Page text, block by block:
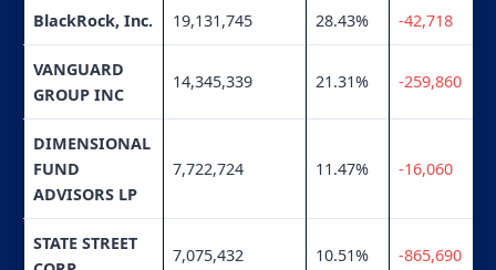
BlackRock, Inc. 19,131,745 28.43% -42,718
VANGUARD
GROUP INC
14,345,339 21.31% -259,860
DIMENSIONAL
FUND
ADVISORS LP
7,722,724 11.47% -16,060
STATE STREET
7,075,432 10.51% -865,690